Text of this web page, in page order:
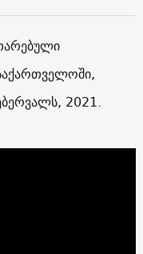
2021.